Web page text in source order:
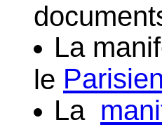
La
le
La